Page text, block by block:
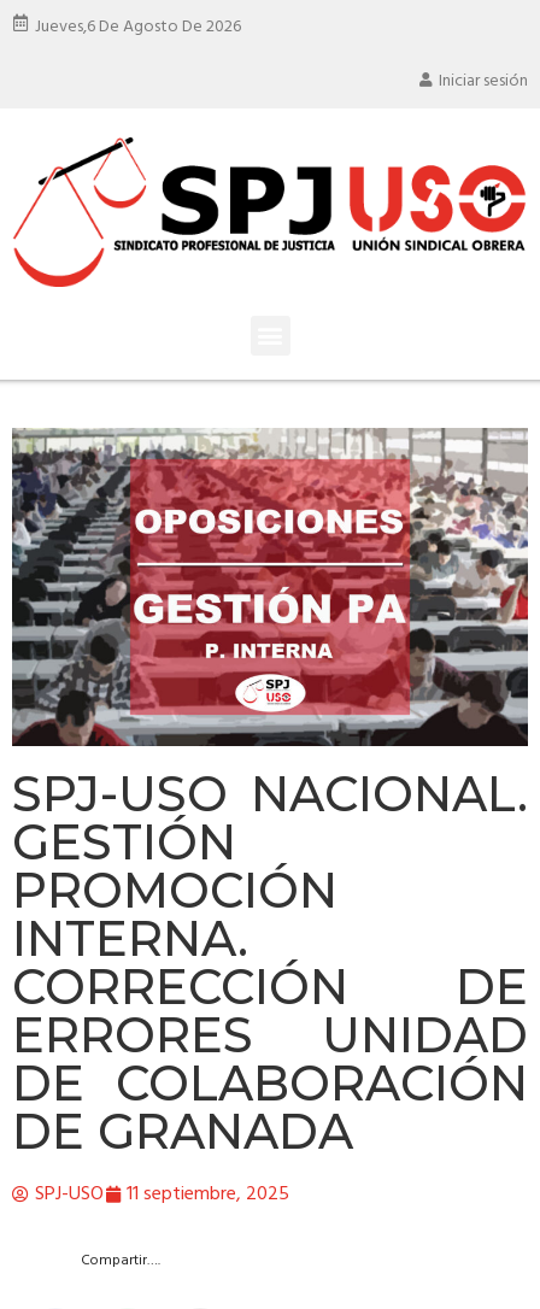
Jueves,6 De Agosto De 2026
Iniciar sesión
SPJ-USO NACIONAL.
GESTIÓN
PROMOCIÓN
INTERNA.
CORRECCIÓN DE
ERRORES UNIDAD
DE COLABORACIÓN
DE GRANADA
SPJ-USO 11 septiembre, 2025
Compartir….